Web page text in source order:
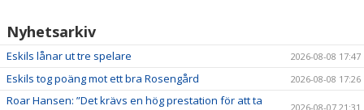
Nyhetsarkiv
Eskils lånar ut tre spelare 2026-08-08 17:47
Eskils tog poäng mot ett bra Rosengård 2026-08-08 17:26
Roar Hansen: ”Det krävs en hög prestation för att ta
2026-08-07 21:31